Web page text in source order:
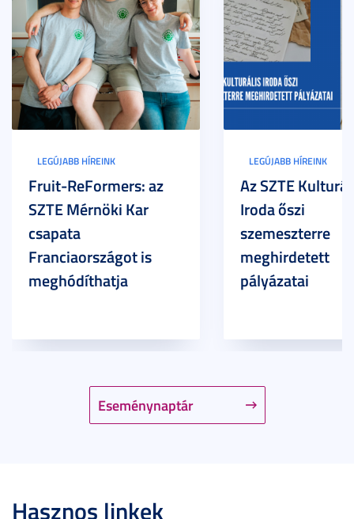
Eseménynaptár
LEGÚJABB HÍREINK
Fruit-ReFormers: az
SZTE Mérnöki Kar
csapata
Franciaországot is
meghódíthatja
LEGÚJABB HÍREINK
Az SZTE
Iroda őszi
szemeszterre
meghirdetett
pályázatai
Hasznos linkek